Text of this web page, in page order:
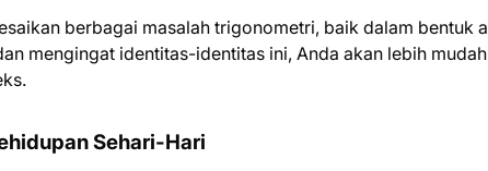
berbagai masalah trigonometri, baik dalam bentuk
mengingat identitas-identitas ini, Anda akan lebih mudah
Sehari-Hari